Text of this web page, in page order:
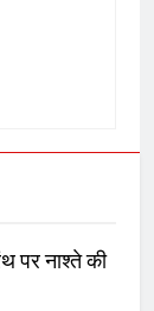
पर नाश्ते की